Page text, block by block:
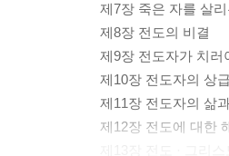
제7장 죽은 자를 살
제8장 전도의 비결
제9장 전도자가 치러
제10장 전도자의 상급
제11장 전도자의 삶
제12장 전도에 대한